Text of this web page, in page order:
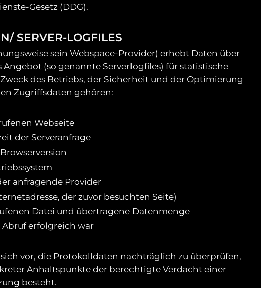
Gesetz (DDG).
SERVER-LOGFILES
sein Webspace-Provider) erhebt Daten über
Angebot (so genannte Serverlogfiles) für statistische
des Betriebs, der Sicherheit und der Optimierung
Zugriffsdaten gehören:
Webseite
der Serveranfrage
anfragende Provider
der zuvor besuchten Seite)
Datei und übertragene Datenmenge
erfolgreich war
vor, die Protokolldaten nachträglich zu überprüfen,
Anhaltspunkte der berechtigte Verdacht einer
besteht.